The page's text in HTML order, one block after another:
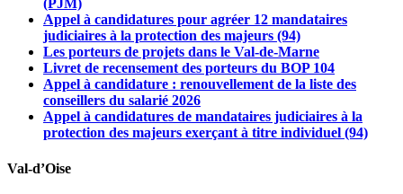
(PJM)
Appel à candidatures pour agréer 12 mandataires
judiciaires à la protection des majeurs (94)
Les porteurs de projets dans le Val-de-Marne
Livret de recensement des porteurs du BOP 104
Appel à candidature : renouvellement de la liste des
conseillers du salarié 2026
Appel à candidatures de mandataires judiciaires à la
protection des majeurs exerçant à titre individuel (94)
Val-d’Oise